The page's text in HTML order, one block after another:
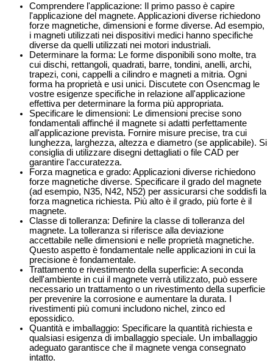
Comprendere l'applicazione: Il primo passo è capire
l'applicazione del magnete. Applicazioni diverse richiedono
forze magnetiche, dimensioni e forme diverse. Ad esempio,
i magneti utilizzati nei dispositivi medici hanno specifiche
diverse da quelli utilizzati nei motori industriali.
Determinare la forma: Le forme disponibili sono molte, tra
cui dischi, rettangoli, quadrati, barre, tondini, anelli, archi,
trapezi, coni, cappelli a cilindro e magneti a mitria. Ogni
forma ha proprietà e usi unici. Discutete con Osencmag le
vostre esigenze specifiche in relazione all'applicazione
effettiva per determinare la forma più appropriata.
Specificare le dimensioni: Le dimensioni precise sono
fondamentali affinché il magnete si adatti perfettamente
all'applicazione prevista. Fornire misure precise, tra cui
lunghezza, larghezza, altezza e diametro (se applicabile). Si
consiglia di utilizzare disegni dettagliati o file CAD per
garantire l'accuratezza.
Forza magnetica e grado: Applicazioni diverse richiedono
forze magnetiche diverse. Specificare il grado del magnete
(ad esempio, N35, N42, N52) per assicurarsi che soddisfi la
forza magnetica richiesta. Più alto è il grado, più forte è il
magnete.
Classe di tolleranza: Definire la classe di tolleranza del
magnete. La tolleranza si riferisce alla deviazione
accettabile nelle dimensioni e nelle proprietà magnetiche.
Questo aspetto è fondamentale nelle applicazioni in cui la
precisione è fondamentale.
Trattamento e rivestimento della superficie: A seconda
dell'ambiente in cui il magnete verrà utilizzato, può essere
necessario un trattamento o un rivestimento della superficie
per prevenire la corrosione e aumentare la durata. I
rivestimenti più comuni includono nichel, zinco ed
epossidico.
Quantità e imballaggio: Specificare la quantità richiesta e
qualsiasi esigenza di imballaggio speciale. Un imballaggio
adeguato garantisce che il magnete venga consegnato
intatto.